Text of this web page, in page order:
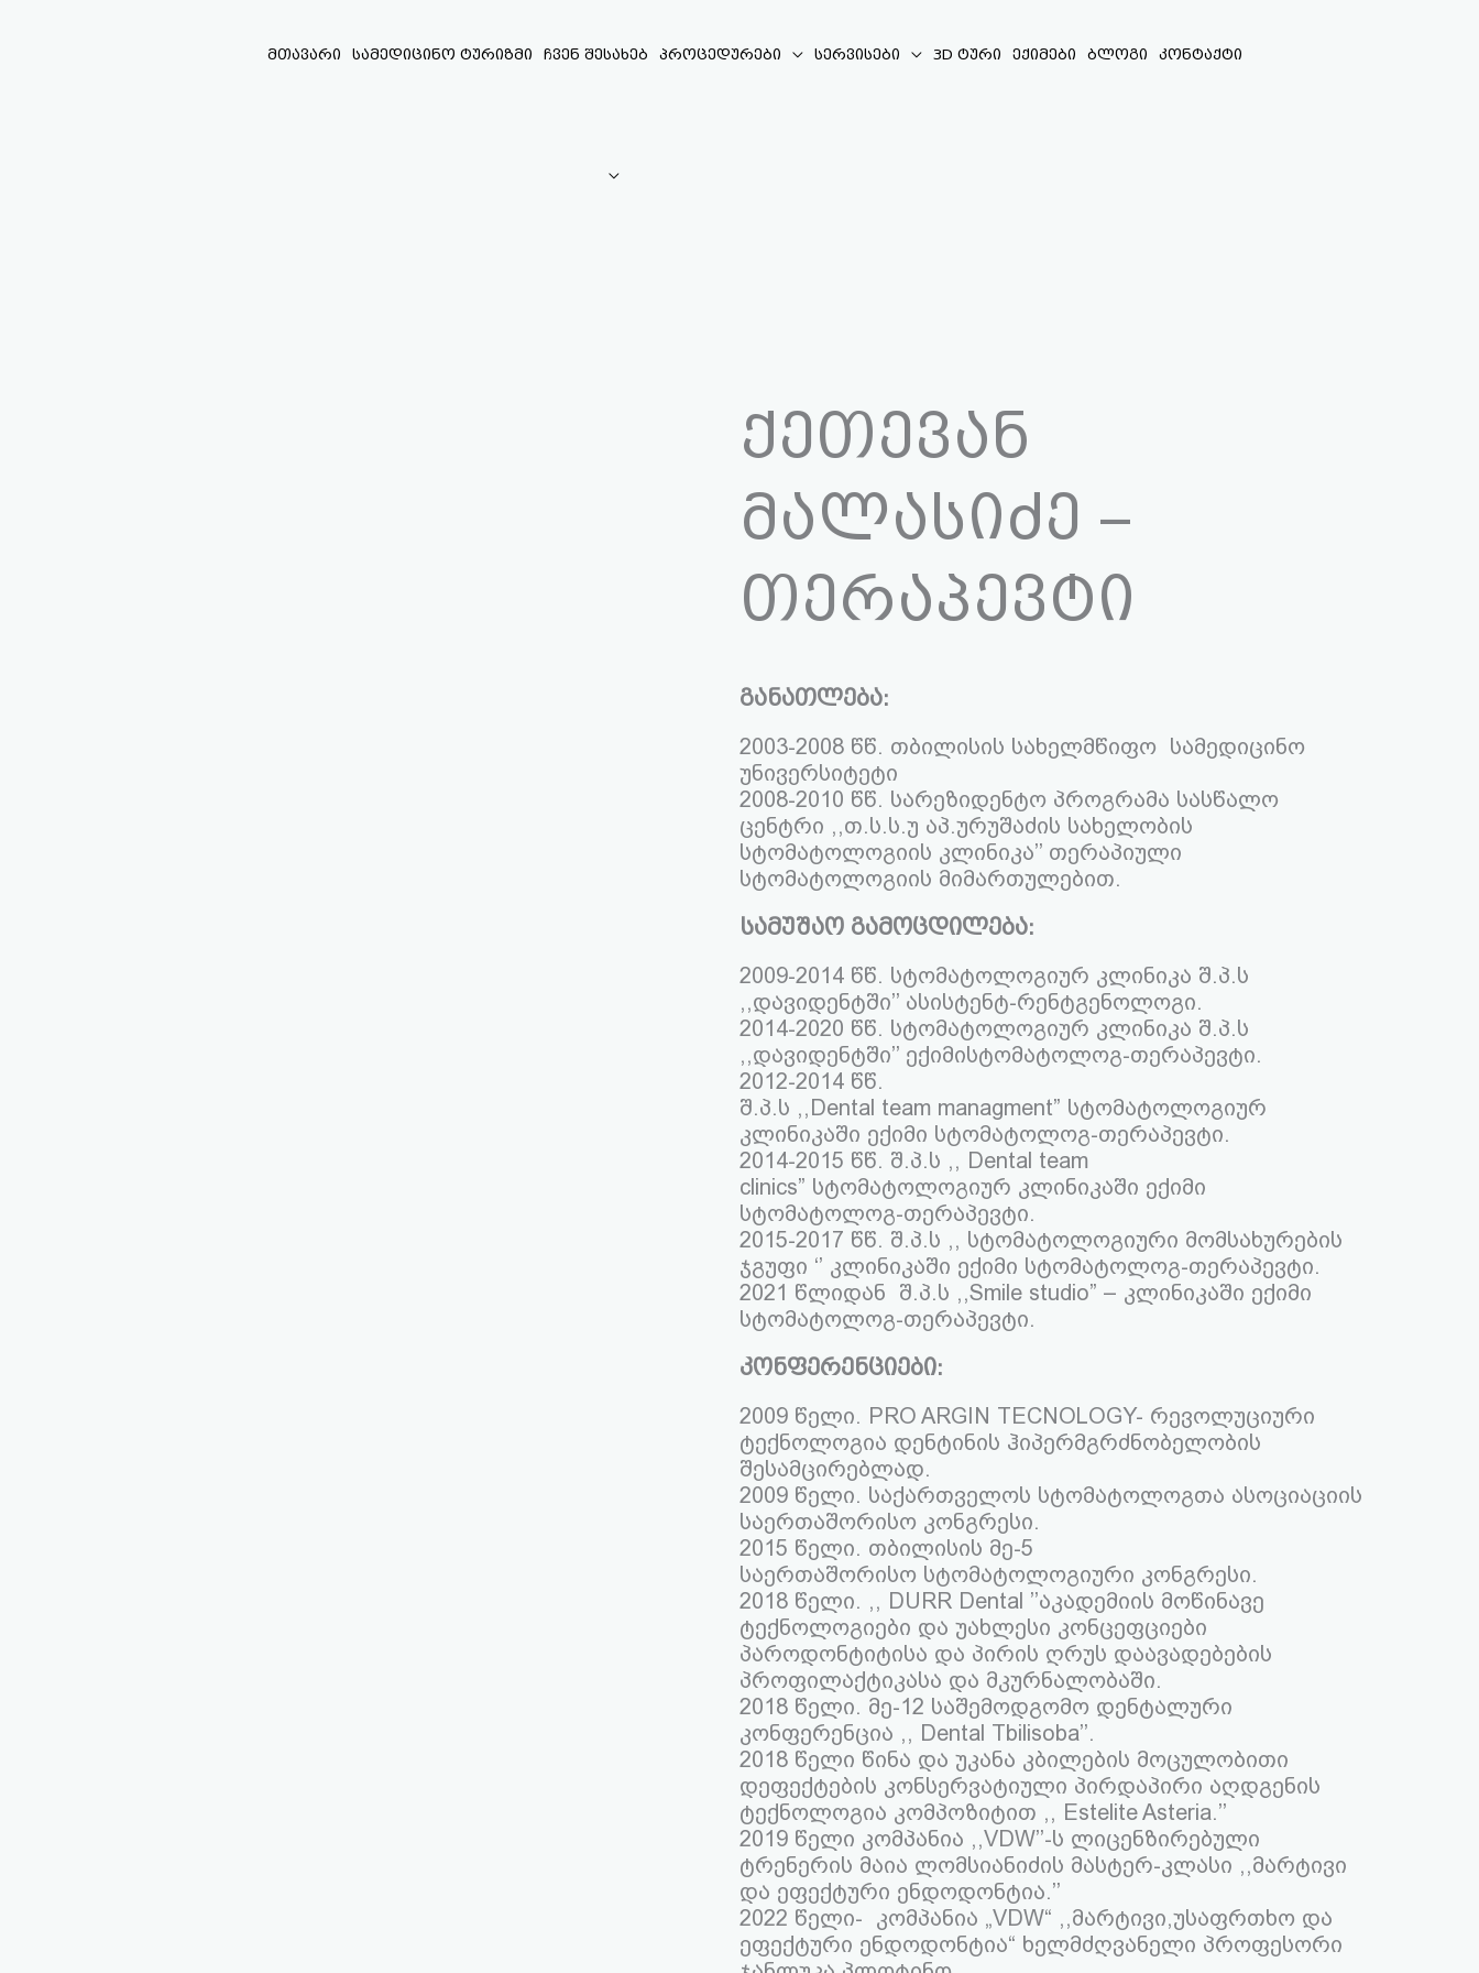
მთავარი სამედიცინო ტურიზმი ჩვენ შესახებ პროცედურები სერვისები 3D ტური ექიმები ბლოგი კონტაქტი
ქეთევან
მალასიძე –
თერაპევტი
განათლება:
2003-2008 წწ. თბილისის სახელმწიფო სამედიცინო
უნივერსიტეტი
2008-2010 წწ. სარეზიდენტო პროგრამა სასწალო
ცენტრი ,,თ.ს.ს.უ აპ.ურუშაძის სახელობის
სტომატოლოგიის კლინიკა’’ თერაპიული
სტომატოლოგიის მიმართულებით.
სამუშაო გამოცდილება:
2009-2014 წწ. სტომატოლოგიურ კლინიკა შ.პ.ს
,,დავიდენტში’’ ასისტენტ-რენტგენოლოგი.
2014-2020 წწ. სტომატოლოგიურ კლინიკა შ.პ.ს
,,დავიდენტში’’ ექიმისტომატოლოგ-თერაპევტი.
2012-2014 წწ.
შ.პ.ს ,,Dental team managment” სტომატოლოგიურ
კლინიკაში ექიმი სტომატოლოგ-თერაპევტი.
2014-2015 წწ. შ.პ.ს ,, Dental team
clinics” სტომატოლოგიურ კლინიკაში ექიმი
სტომატოლოგ-თერაპევტი.
2015-2017 წწ. შ.პ.ს ,, სტომატოლოგიური მომსახურების
ჯგუფი ‘’ კლინიკაში ექიმი სტომატოლოგ-თერაპევტი.
2021 წლიდან შ.პ.ს ,,Smile studio” – კლინიკაში ექიმი
სტომატოლოგ-თერაპევტი.
კონფერენციები:
2009 წელი. PRO ARGIN TECNOLOGY- რევოლუციური
ტექნოლოგია დენტინის ჰიპერმგრძნობელობის
შესამცირებლად.
2009 წელი. საქართველოს სტომატოლოგთა ასოციაციის
საერთაშორისო კონგრესი.
2015 წელი. თბილისის მე-5
საერთაშორისო სტომატოლოგიური კონგრესი.
2018 წელი. ,, DURR Dental ’’აკადემიის მოწინავე
ტექნოლოგიები და უახლესი კონცეფციები
პაროდონტიტისა და პირის ღრუს დაავადებების
პროფილაქტიკასა და მკურნალობაში.
2018 წელი. მე-12 საშემოდგომო დენტალური
კონფერენცია ,, Dental Tbilisoba’’.
2018 წელი წინა და უკანა კბილების მოცულობითი
დეფექტების კონსერვატიული პირდაპირი აღდგენის
ტექნოლოგია კომპოზიტით ,, Estelite Asteria.’’
2019 წელი კომპანია ,,VDW’’-ს ლიცენზირებული
ტრენერის მაია ლომსიანიძის მასტერ-კლასი ,,მარტივი
და ეფექტური ენდოდონტია.’’
2022 წელი- კომპანია „VDW“ ,,მარტივი,უსაფრთხო და
ეფექტური ენდოდონტია“ ხელმძღვანელი პროფესორი